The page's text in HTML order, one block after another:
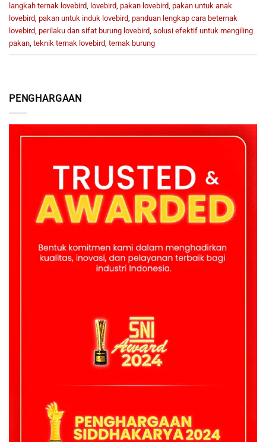
PENGHARGAAN
langkah ternak lovebird lovebird pakan lovebird pakan untuk anak
lovebird pakan untuk induk lovebird panduan lengkap cara beternak
lovebird perilaku dan sifat burung lovebird solusi efektif untuk mengiling
pakan teknik ternak lovebird ternak burung